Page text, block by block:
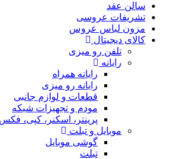
سالن عقد
تشریفات عروسی
مزون لباس عروس
کالای دیجیتال
تلفن رو میزی
رایانه
رایانه همراه
رایانه رو میزی
قطعات و لوازم جانبی
مودم و تجهیزات شبکه
پرینتر، اسکنر، کپی، فکس
موبایل و تبلت
گوشی موبایل
تبلت